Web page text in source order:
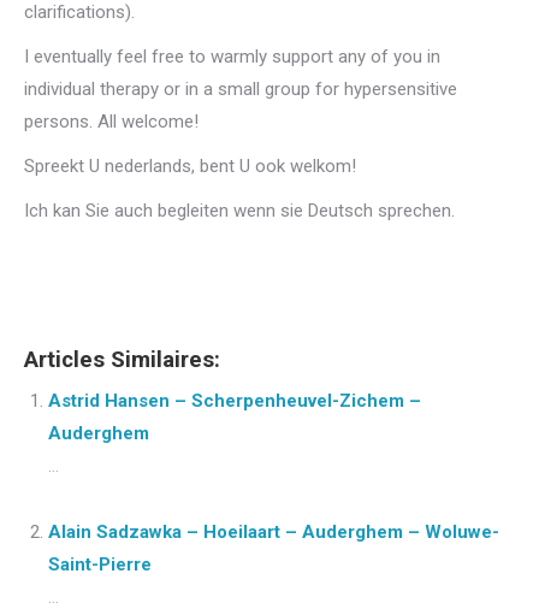
clarifications).
I eventually feel free to warmly support any of you in
individual therapy or in a small group for hypersensitive
persons. All welcome!
Spreekt U nederlands, bent U ook welkom!
Ich kan Sie auch begleiten wenn sie Deutsch sprechen.
Articles Similaires:
Astrid Hansen – Scherpenheuvel-Zichem –
Auderghem
...
Alain Sadzawka – Hoeilaart – Auderghem – Woluwe-
Saint-Pierre
...